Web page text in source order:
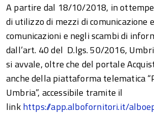
A partire dal 18/10/2018, in
di utilizzo di mezzi di comunicazione
comunicazioni e negli scambi di
dall’art. 40 del D.lgs. 50/2016,
si avvale, oltre che del portale
anche della piattaforma telematica
Umbria”, accessibile tramite il
linkhttps://app.albofornitori.it/